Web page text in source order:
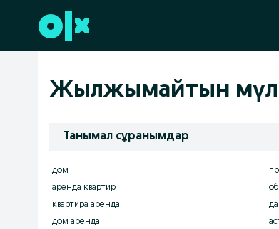
Төменгі деректемеге өту
Жылжымайтын
Танымал сұранымдар
дом
аренда квартир
квартира аренда
дом аренда